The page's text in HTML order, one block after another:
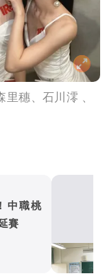
穗、石川澪 、
中職桃
賽